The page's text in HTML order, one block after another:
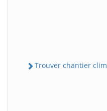
Trouver chantier